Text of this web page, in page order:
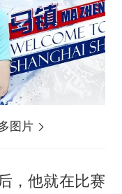
图片
，他就在比赛